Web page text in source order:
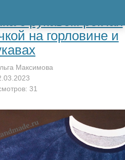
мастер-классу
с рукавом реглан
на горловине и
Максимова
31